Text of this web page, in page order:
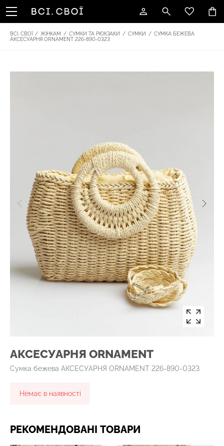
ВСІ. СВОЇ / ЖІНКАМ / СУМКИ ТА РЮКЗАКИ / СУМКИ / СУМКА БЕЖЕВА
АКСЕСУАРНЯ ОRNAMENT 226-890-0323
АКСЕСУАРНЯ ОRNAMENT
Сумка бежева АКСЕСУАРНЯ ОRNAMENT 226-890-0323
Немає в наявності
РЕКОМЕНДОВАНІ ТОВАРИ